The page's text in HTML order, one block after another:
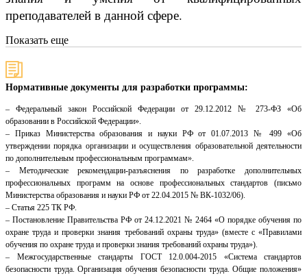
преподавателей в данной сфере.
Показать еще
Нормативные документы для разработки программы:
– Федеральный закон Российской Федерации от 29.12.2012 № 273-ФЗ «Об
образовании в Российской Федерации».
– Приказ Министерства образования и науки РФ от 01.07.2013 № 499 «Об
утверждении порядка организации и осуществления образовательной деятельности
по дополнительным профессиональным программам».
– Методические рекомендации-разъяснения по разработке дополнительных
профессиональных программ на основе профессиональных стандартов (письмо
Министерства образования и науки РФ от 22.04.2015 № ВК-1032/06).
– Статья 225 ТК РФ.
– Постановление Правительства РФ от 24.12.2021 № 2464 «О порядке обучения по
охране труда и проверки знания требований охраны труда» (вместе с «Правилами
обучения по охране труда и проверки знания требований охраны труда»).
– Межгосударственные стандарты ГОСТ 12.0.004-2015 «Система стандартов
безопасности труда. Организация обучения безопасности труда. Общие положения»